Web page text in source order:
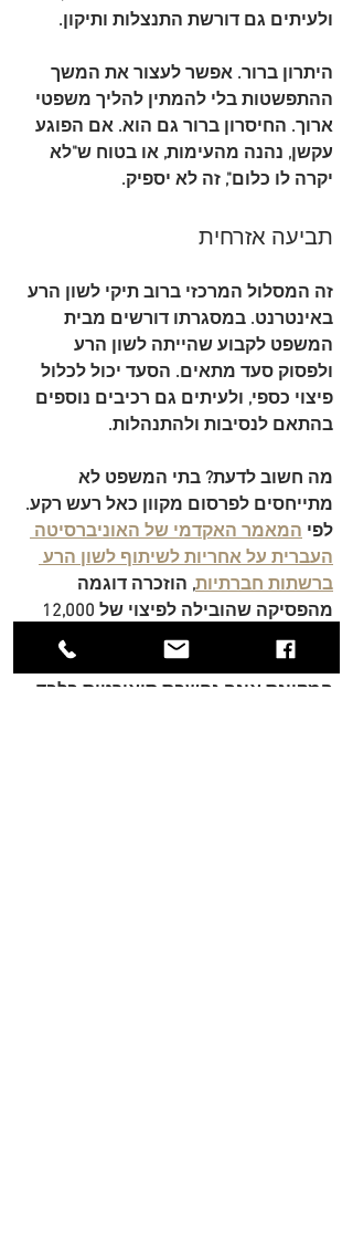
ולעיתים גם דורשת התנצלות ותיקון.
היתרון ברור. אפשר לעצור את המשך
ההתפשטות בלי להמתין להליך משפטי
ארוך. החיסרון ברור גם הוא. אם הפוגע
עקשן, נהנה מהעימות, או בטוח ש"לא
יקרה לו כלום", זה לא יספיק.
תביעה אזרחית
זה המסלול המרכזי ברוב תיקי לשון הרע
באינטרנט. במסגרתו דורשים מבית
המשפט לקבוע שהייתה לשון הרע
ולפסוק סעד מתאים. הסעד יכול לכלול
פיצוי כספי, ולעיתים גם רכיבים נוספים
בהתאם לנסיבות ולהתנהלות.
מה חשוב לדעת? בתי המשפט לא
מתייחסים לפרסום מקוון כאל רעש רקע.
לפי המאמר האקדמי של האוניברסיטה
העברית על אחריות לשיתוף לשון הרע
ברשתות חברתיות, הוזכרה דוגמה
מהפסיקה שהובילה ל
ש"ח אף ללא הוכחת נזק כלכלי
. הנתון
הזה חשוב משום שהוא מראה שהפגיעה
המקוונת אינה נחשבת תיאורטית בלבד,